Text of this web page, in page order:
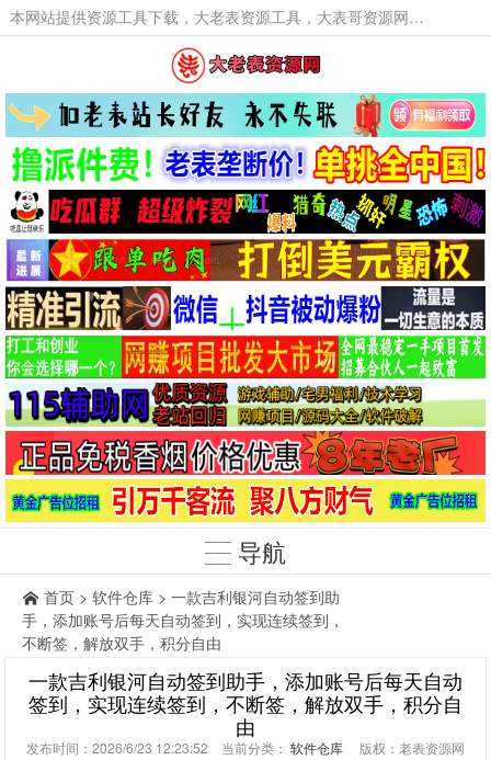
本网站提供资源工具下载，大老表资源工具，大表哥资源网软件工具，大老表资源下载，活动线报福利资源分享,活动线报，大型网游经典游戏，网络热门技术游戏辅助交流与分享。
导航
首页 > 软件仓库 > 一款吉利银河自动签到助
手，添加账号后每天自动签到，实现连续签到，
不断签，解放双手，积分自由
一款吉利银河自动签到助手，添加账号后每天自动
签到，实现连续签到，不断签，解放双手，积分自
由
发布时间：2026/6/23 12:23:52 当前分类： 软件仓库 版权：老表资源网